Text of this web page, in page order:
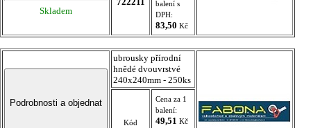
Skladem
balení s
DPH:
83,50 Kč
ubrousky přírodní
hnědé dvouvrstvé
240x240mm - 250ks
Kód
Cena za 1
balení:
49,51 Kč